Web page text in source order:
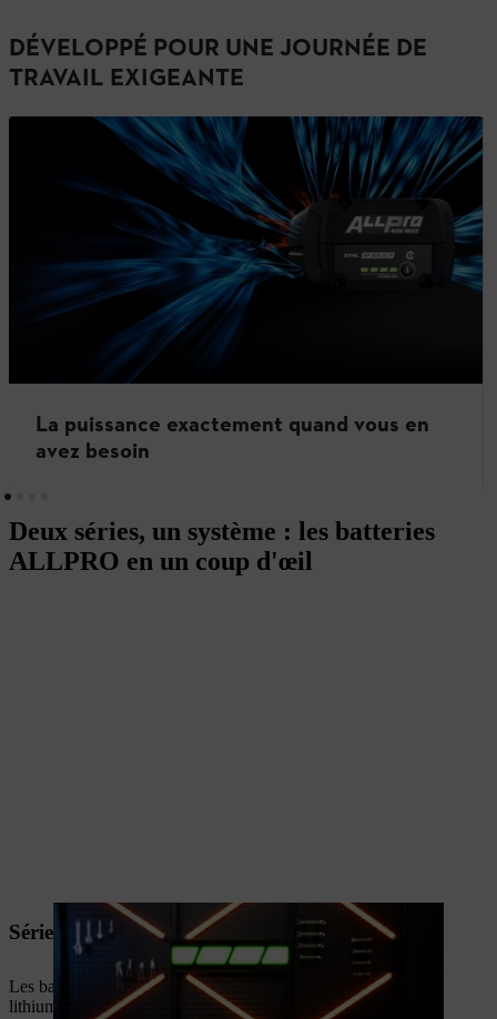
DÉVELOPPÉ POUR UNE JOURNÉE DE
TRAVAIL EXIGEANTE
La puissance exactement quand vous en
avez besoin
Deux séries, un système : les batteries
ALLPRO en un coup d'œil
Série standard ALLPRO
Les batteries AP 20.1 AP 30.1
sont basées sur les cellules
lithium-ion standard modernes et offrent un moyen abordable